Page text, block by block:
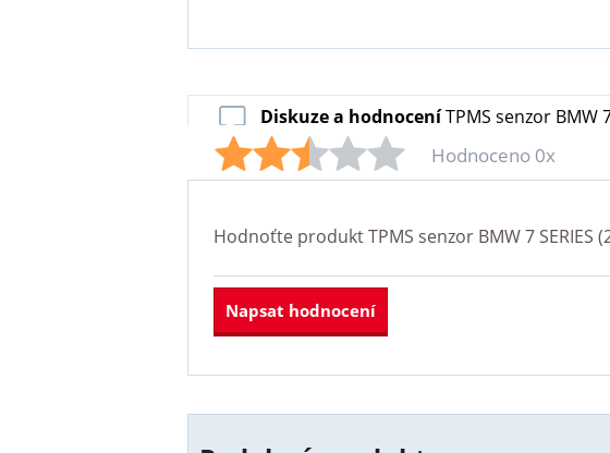
Diskuze a hodnoceníTPMS senzor BMW
Hodnoceno 0x
Hodnoťte produktTPMS senzor BMW 7
Napsat hodnocení